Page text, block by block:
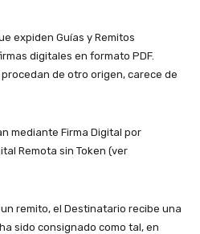
expiden Guías y Remitos
digitales en formato PDF.
de otro origen, carece de
mediante Firma Digital por
Remota sin Token (ver
remito, el Destinatario recibe una
sido consignado como tal, en